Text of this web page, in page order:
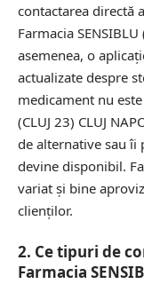
contactarea directă
Farmacia
asemenea, o
actualizate despre
medicament nu
(CLUJ 23) CLUJ
de alternative sau îi
devine disponibil.
variat și bine
clienților.
2. Ce tipuri de
Farmacia